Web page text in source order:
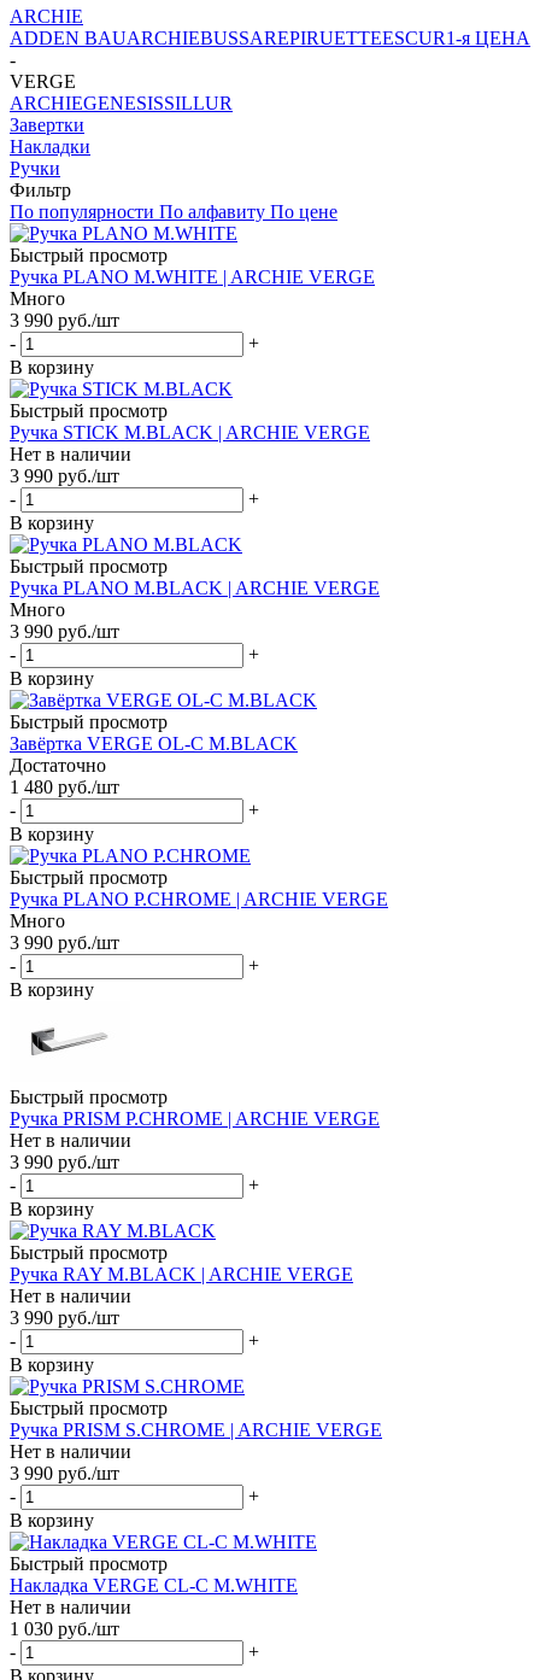
ARCHIE
ADDEN BAUARCHIEBUSSAREPIRUETTEESCUR1-я ЦЕНА
-
VERGE
ARCHIEGENESISSILLUR
Завертки
Накладки
Ручки
Фильтр
По популярности По алфавиту По цене
Быстрый просмотр
Ручка PLANO M.WHITE | ARCHIE VERGE
Много
3 990 руб./шт
-
+
В корзину
Быстрый просмотр
Ручка STICK M.BLACK | ARCHIE VERGE
Нет в наличии
3 990 руб./шт
-
+
В корзину
Быстрый просмотр
Ручка PLANO M.BLACK | ARCHIE VERGE
Много
3 990 руб./шт
-
+
В корзину
Быстрый просмотр
Завёртка VERGE OL-C M.BLACK
Достаточно
1 480 руб./шт
-
+
В корзину
Быстрый просмотр
Ручка PLANO P.CHROME | ARCHIE VERGE
Много
3 990 руб./шт
-
+
В корзину
Быстрый просмотр
Ручка PRISM P.CHROME | ARCHIE VERGE
Нет в наличии
3 990 руб./шт
-
+
В корзину
Быстрый просмотр
Ручка RAY M.BLACK | ARCHIE VERGE
Нет в наличии
3 990 руб./шт
-
+
В корзину
Быстрый просмотр
Ручка PRISM S.CHROME | ARCHIE VERGE
Нет в наличии
3 990 руб./шт
-
+
В корзину
Быстрый просмотр
Накладка VERGE CL-C M.WHITE
Нет в наличии
1 030 руб./шт
-
+
В корзину